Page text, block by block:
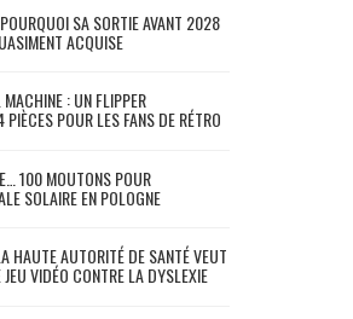
SA SORTIE AVANT 2028
ACQUISE
: UN FLIPPER
POUR LES FANS DE RÉTRO
100 MOUTONS POUR
SOLAIRE EN POLOGNE
HAUTE AUTORITÉ DE SANTÉ VEUT
VIDÉO CONTRE LA DYSLEXIE